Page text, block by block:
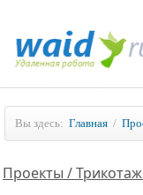
Вы здесь: Главная /
Проекты /